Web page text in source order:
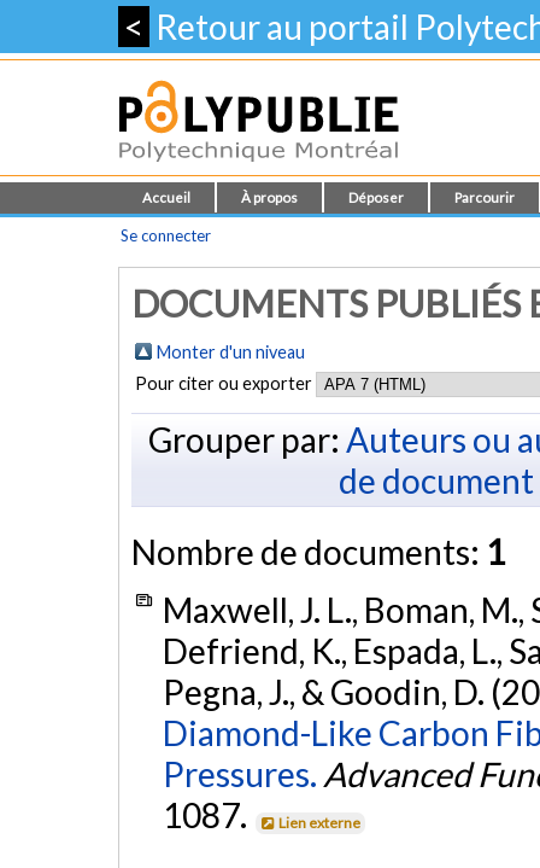
< Retour au portail
Accueil À propos Déposer Parcourir
Se connecter
DOCUMENTS PUBLIÉS
Monter d'un niveau
Pour citer ou exporter
Grouper par: Auteurs ou
de document
Nombre de documents: 1
Maxwell, J. L., Boman,
Defriend, K., Espada, L.,
Pegna, J., & Goodin, D.
Diamond-Like Carbon
Pressures. Advanced
1087.
Lien externe